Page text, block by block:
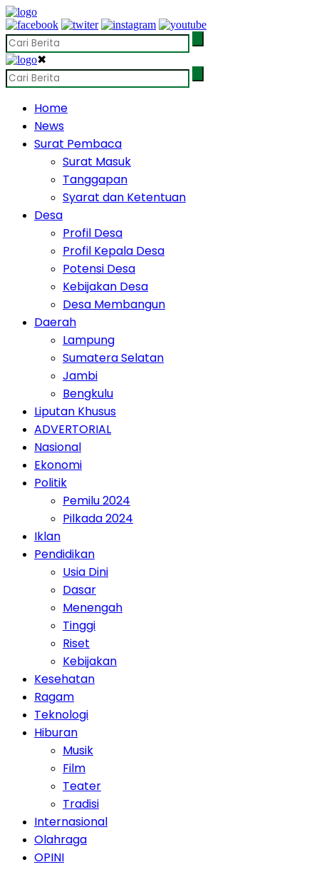
✖
Home
News
Surat Pembaca
Surat Masuk
Tanggapan
Syarat dan Ketentuan
Desa
Profil Desa
Profil Kepala Desa
Potensi Desa
Kebijakan Desa
Desa Membangun
Daerah
Lampung
Sumatera Selatan
Jambi
Bengkulu
Liputan Khusus
ADVERTORIAL
Nasional
Ekonomi
Politik
Pemilu 2024
Pilkada 2024
Iklan
Pendidikan
Usia Dini
Dasar
Menengah
Tinggi
Riset
Kebijakan
Kesehatan
Ragam
Teknologi
Hiburan
Musik
Film
Teater
Tradisi
Internasional
Olahraga
OPINI